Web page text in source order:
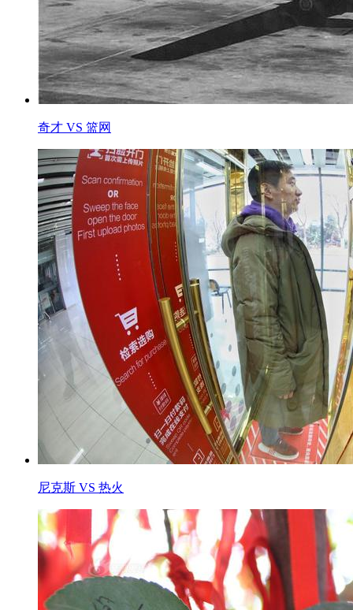
奇才 VS 篮网
尼克斯 VS 热火